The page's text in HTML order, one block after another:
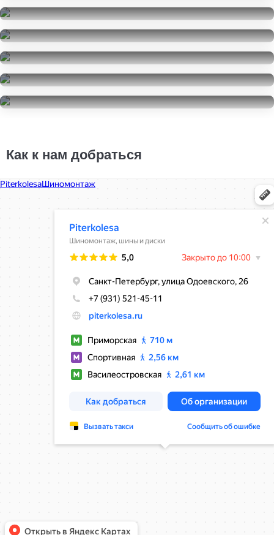
245/45R19
15000
за 2 шт.
245/45R19
6500
за 1 шт.
245/45R19
32000
за 4 шт.
245/45R19
13500
за 2 шт.
245/45R19
Как к нам добраться